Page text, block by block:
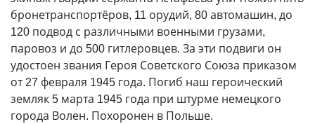
бронетранспортёров, 11 орудий, 80 автомашин, до
120 подвод с различными военными грузами,
паровоз и до 500 гитлеровцев. За эти подвиги он
удостоен звания Героя Советского Союза приказом
от 27 февраля 1945 года. Погиб наш героический
земляк 5 марта 1945 года при штурме немецкого
города Волен. Похоронен в Польше.